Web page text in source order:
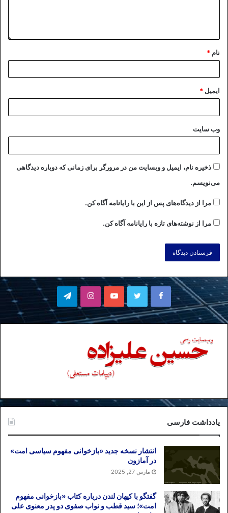
نام *
ایمیل *
وب‌ سایت
ذخیره نام، ایمیل و وبسایت من در مرورگر برای زمانی که دوباره دیدگاهی
می‌نویسم.
مرا از دیدگاه‌های پس از این با رایانامه آگاه کن.
مرا از نوشته‌های تازه با رایانامه آگاه کن.
فیسبوک توییتر یوتیوباینستاگرامتلگرام
یادداشت فارسی
انتشار نسخه جدید «بازخوانی مفهوم سیاسی امت»
در آمازون
مارس 27, 2025
گفتگو با کیهان لندن درباره کتاب «بازخوانی مفهوم
امت»؛ سید قطب و نواب صفوی دو پدر معنوی علی